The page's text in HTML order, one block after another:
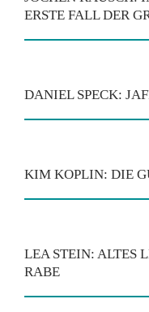
ERSTE FALL DER
DANIEL SPECK:
KIM KOPLIN: DIE
LEA STEIN: ALTES
RABE